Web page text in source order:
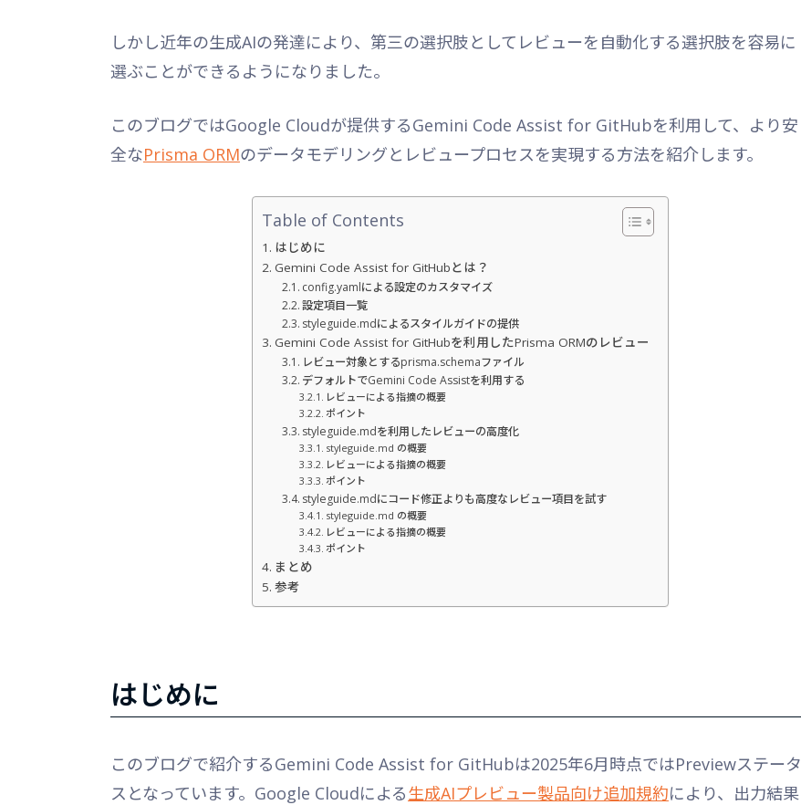
しかし近年の生成AIの発達により、第三の選択肢としてレビューを自動化する選択肢を容易に
選ぶことができるようになりました。
このブログではGoogle Cloudが提供するGemini Code Assist for GitHubを利用して、より安
全なPrisma ORMのデータモデリングとレビュープロセスを実現する方法を紹介します。
Table of Contents
はじめに
Gemini Code Assist for GitHubとは？
config.yamlによる設定のカスタマイズ
設定項目一覧
styleguide.mdによるスタイルガイドの提供
Gemini Code Assist for GitHubを利用したPrisma ORMのレビュー
レビュー対象とするprisma.schemaファイル
デフォルトでGemini Code Assistを利用する
レビューによる指摘の概要
ポイント
styleguide.mdを利用したレビューの高度化
styleguide.md の概要
レビューによる指摘の概要
ポイント
styleguide.mdにコード修正よりも高度なレビュー項目を試す
styleguide.md の概要
レビューによる指摘の概要
ポイント
まとめ
参考
はじめに
このブログで紹介するGemini Code Assist for GitHubは2025年6月時点ではPreviewステータ
スとなっています。Google Cloudによる生成AIプレビュー製品向け追加規約により、出力結果